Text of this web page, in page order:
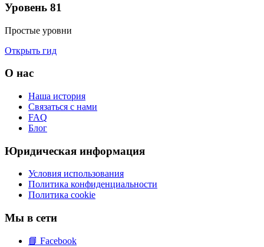
Уровень 81
Простые уровни
Открыть гид
О нас
Наша история
Связаться с нами
FAQ
Блог
Юридическая информация
Условия использования
Политика конфиденциальности
Политика cookie
Мы в сети
📘 Facebook